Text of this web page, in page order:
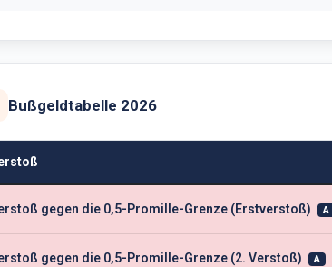
Bußgeldtabelle 2026
gegen die 0,5-Promille-Grenze (Erstverstoß) A
gegen die 0,5-Promille-Grenze (2. Verstoß) A